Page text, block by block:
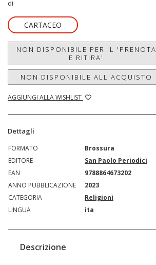
di
CARTACEO
NON DISPONIBILE PER IL 'PRENOTA
E RITIRA'
NON DISPONIBILE ALL'ACQUISTO
AGGIUNGI ALLA WISHLIST
Dettagli
FORMATO
Brossura
EDITORE
San Paolo Periodici
EAN
9788864673202
ANNO PUBBLICAZIONE
2023
CATEGORIA
Religioni
LINGUA
ita
Descrizione